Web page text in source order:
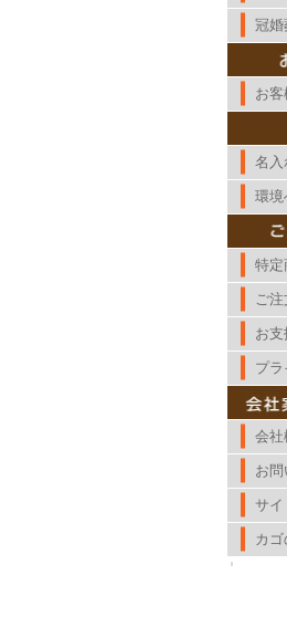
冠婚
お
名入
環境
特定
ご
お
プ
会社
お
サイ
カ